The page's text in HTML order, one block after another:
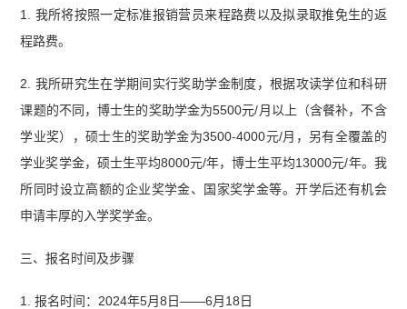
1. 我所将按照一定标准报销营员来程路费以及拟录取推免生的返
程路费。
2. 我所研究生在学期间实行奖助学金制度，根据攻读学位和科研
课题的不同，博士生的奖助学金为5500元/月以上（含餐补，不含
学业奖），硕士生的奖助学金为3500-4000元/月，另有全覆盖的
学业奖学金，硕士生平均8000元/年，博士生平均13000元/年。我
所同时设立高额的企业奖学金、国家奖学金等。开学后还有机会
申请丰厚的入学奖学金。
三、报名时间及步骤
1. 报名时间：2024年5月8日——6月18日